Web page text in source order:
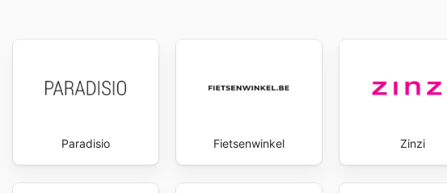
Paradisio Fietsenwinkel Zinzi